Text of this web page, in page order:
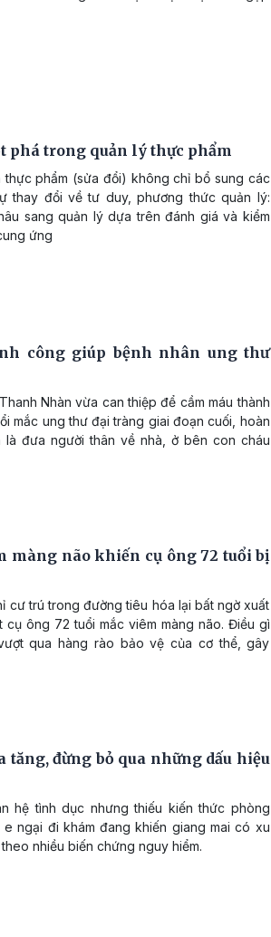
phá trong quản lý thực phẩm
phẩm (sửa đổi) không chỉ bổ sung các
thay đổi về tư duy, phương thức quản lý:
sang quản lý dựa trên đánh giá và kiểm
ứng
công giúp bệnh nhân ung thư
Nhàn vừa can thiệp để cầm máu thành
mắc ung thư đại tràng giai đoạn cuối, hoàn
là đưa người thân về nhà, ở bên con cháu
màng não khiến cụ ông 72 tuổi bị
cư trú trong đường tiêu hóa lại bất ngờ xuất
ông 72 tuổi mắc viêm màng não. Điều gì
qua hàng rào bảo vệ của cơ thể, gây
tăng, đừng bỏ qua những dấu hiệu
hệ tình dục nhưng thiếu kiến thức phòng
ngại đi khám đang khiến giang mai có xu
nhiều biến chứng nguy hiểm.